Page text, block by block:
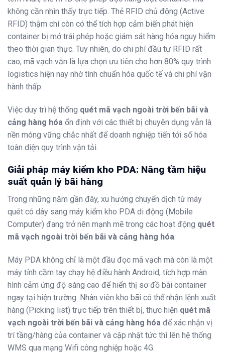
không cần nhìn thấy trực tiếp. Thẻ RFID chủ động (Active
RFID) thậm chí còn có thể tích hợp cảm biến phát hiện
container bị mở trái phép hoặc giám sát hàng hóa nguy hiểm
theo thời gian thực. Tuy nhiên, do chi phí đầu tư RFID rất
cao, mã vạch vẫn là lựa chọn ưu tiên cho hơn 80% quy trình
logistics hiện nay nhờ tính chuẩn hóa quốc tế và chi phí vận
hành thấp.
Việc duy trì hệ thống quét mã vạch ngoài trời bến bãi và
cảng hàng hóa ổn định với các thiết bị chuyên dụng vẫn là
nền móng vững chắc nhất để doanh nghiệp tiến tới số hóa
toàn diện quy trình vận tải.
Giải pháp máy kiểm kho PDA: Nâng tầm hiệu
suất quản lý bãi hàng
Trong những năm gần đây, xu hướng chuyển dịch từ máy
quét có dây sang máy kiểm kho PDA di động (Mobile
Computer) đang trở nên mạnh mẽ trong các hoạt động quét
mã vạch ngoài trời bến bãi và cảng hàng hóa.
Máy PDA không chỉ là một đầu đọc mã vạch mà còn là một
máy tính cầm tay chạy hệ điều hành Android, tích hợp màn
hình cảm ứng độ sáng cao để hiển thị sơ đồ bãi container
ngay tại hiện trường. Nhân viên kho bãi có thể nhận lệnh xuất
hàng (Picking list) trực tiếp trên thiết bị, thực hiện quét mã
vạch ngoài trời bến bãi và cảng hàng hóa để xác nhận vị
trí tầng/hàng của container và cập nhật tức thì lên hệ thống
WMS qua mạng Wifi công nghiệp hoặc 4G.